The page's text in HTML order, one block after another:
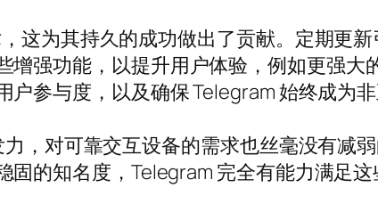
这为其持久的成功做出了贡献。定期更
增强功能，以提升用户体验，例如更强
参与度，以及确保 Telegram 始终成为
，对可靠交互设备的需求也丝毫没有减
的知名度，Telegram 完全有能力满足这